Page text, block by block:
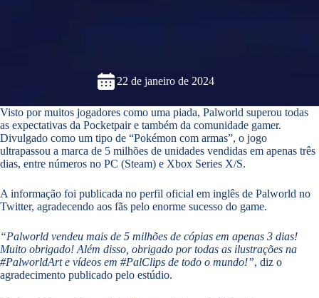
22 de janeiro de 2024
Visto por muitos jogadores como uma piada, Palworld superou todas
as expectativas da Pocketpair e também da comunidade gamer.
Divulgado como um tipo de “Pokémon com armas”, o jogo
ultrapassou a marca de 5 milhões de unidades vendidas em apenas três
dias, entre números no PC (Steam) e Xbox Series X/S.
A informação foi publicada no perfil oficial em inglês de Palworld no
Twitter, agradecendo aos fãs pelo enorme sucesso do game.
“Palworld vendeu mais de 5 milhões de cópias em apenas 3 dias!
Muito obrigado! Além disso, obrigado por todas as ilustrações na
#PalworldArt e vídeos em #PalClips de todo o mundo!”, diz o
agradecimento publicado pelo estúdio.